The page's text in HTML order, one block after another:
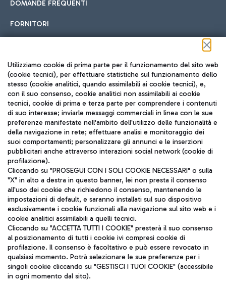
DOMANDE FREQUENTI
FORNITORI
Seguici sui social
TRAVEL JOURNAL
ITA
Aeroporti di Roma S.p.A. - Società soggetta a direzione e
coordinamento di Mundys S.p.A.
Codice fiscale e Registro delle Imprese di Roma 13032990155 P.
IVA 06572251004
Capitale sociale 62.224.743,00 int. vers.
Sede legale: Via Pier Paolo Racchetti 1 - 00054 Fiumicino (RM)
telefono +39 06 65951
Utilizziamo cookie di prima parte per il funzionamento del sito web
(cookie tecnici), per effettuare statistiche sul funzionamento dello
stesso (cookie analitici, quando assimilabili ai cookie tecnici), e,
con il suo consenso, cookie analitici non assimilabili ai cookie
tecnici, cookie di prima e terza parte per comprendere i contenuti
di suo interesse; inviarle messaggi commerciali in linea con le sue
preferenze manifestate nell'ambito dell'utilizzo delle funzionalità e
della navigazione in rete; effettuare analisi e monitoraggio dei
suoi comportamenti; personalizzare gli annunci e le inserzioni
pubblicitari anche attraverso interazioni social network (cookie di
profilazione).
Cliccando su "PROSEGUI CON I SOLI COOKIE NECESSARI" o sulla
"X" in alto a destra in questo banner, lei non presta il consenso
all'uso dei cookie che richiedono il consenso, mantenendo le
impostazioni di default, e saranno installati sul suo dispositivo
esclusivamente i cookie funzionali alla navigazione sul sito web e i
cookie analitici assimilabili a quelli tecnici.
Cliccando su "ACCETTA TUTTI I COOKIE" presterà il suo consenso
al posizionamento di tutti i cookie ivi compresi cookie di
profilazione. Il consenso è facoltativo e può essere revocato in
qualsiasi momento. Potrà selezionare le sue preferenze per i
singoli cookie cliccando su "GESTISCI I TUOI COOKIE" (accessibile
in ogni momento dal sito).